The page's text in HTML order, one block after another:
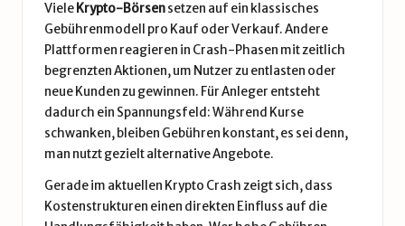
Viele Krypto-Börsensetzen auf ein klassisches
Gebührenmodell pro Kauf oder Verkauf. Andere
Plattformen reagieren in Crash-Phasen mit zeitlich
begrenzten Aktionen, um Nutzer zu entlasten oder
neue Kunden zu gewinnen. Für Anleger entsteht
dadurch ein Spannungsfeld: Während Kurse
schwanken, bleiben Gebühren konstant, es sei denn,
man nutzt gezielt alternative Angebote.
Gerade im aktuellen Krypto Crash zeigt sich, dass
Kostenstrukturen einen direkten Einfluss auf die